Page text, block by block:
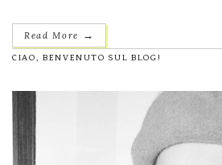
Read More →
CIAO, BENVENUTO SUL BLOG!